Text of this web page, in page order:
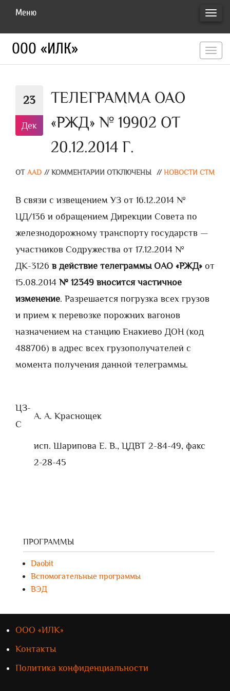
Меню
ООО «ИЛК»
23
Дек
ТЕЛЕГРАММА ОАО
«РЖД» № 19902 ОТ
20.12.2014 Г.
ОТ AAD // КОММЕНТАРИИ ОТКЛЮЧЕНЫ // НОВОСТИ СТМ
В связи с извещением УЗ от 16.12.2014 №
ЦД/136 и обращением Дирекции Совета по
железнодорожному транспорту государств —
участников Содружества от 17.12.2014 №
ДК-3126 в действие телеграммы ОАО «РЖД» от
15.08.2014 № 12349 вносится частичное
изменение. Разрешается погрузка всех грузов
и прием к перевозке порожних вагонов
назначением на станцию Енакиево ДОН (код
488706) в адрес всех грузополучателей с
момента получения данной телеграммы.
ЦЗ-
С
А. А. Краснощек
исп. Шарипова Е. В., ЦДВТ 2-84-49, факс
2-28-45
ПРОГРАММЫ
Daobit
Вспомогательные программы
ВЭД
ООО «ИЛК»
Контакты
Политика конфиденциальности